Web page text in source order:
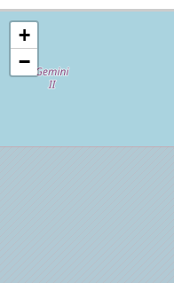
+
−